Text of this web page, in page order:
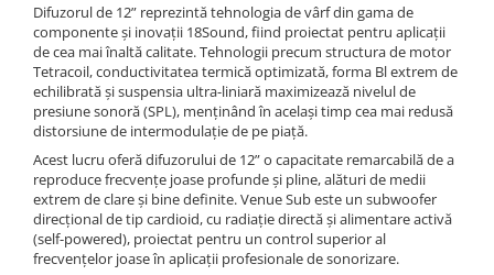
Stative si pupitre DJ
Cabluri si conectori
Cabluri adaptoare, cabluri Y
Cabluri audio
Cabluri de boxe
Cabluri de instrumente
Cabluri de microfon
Cabluri DMX
Cabluri la metru
Difuzorul de 12” reprezintă tehnologia de vârf din gama de
componente și inovații 18Sound, fiind proiectat pentru aplicații
de cea mai înaltă calitate. Tehnologii precum structura de motor
Tetracoil, conductivitatea termică optimizată, forma Bl extrem de
echilibrată și suspensia ultra-liniară maximizează nivelul de
presiune sonoră (SPL), menținând în același timp cea mai redusă
distorsiune de intermodulație de pe piață.
Acest lucru oferă difuzorului de 12” o capacitate remarcabilă de a
reproduce frecvențe joase profunde și pline, alături de medii
extrem de clare și bine definite. Venue Sub este un subwoofer
direcțional de tip cardioid, cu radiație directă și alimentare activă
(self-powered), proiectat pentru un control superior al
frecvențelor joase în aplicații profesionale de sonorizare.